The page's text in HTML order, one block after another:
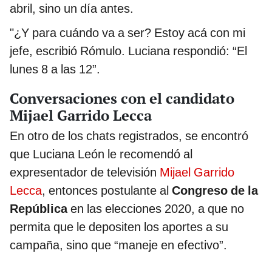
abril, sino un día antes.
"¿Y para cuándo va a ser? Estoy acá con mi
jefe, escribió Rómulo. Luciana respondió: “El
lunes 8 a las 12”.
Conversaciones con el candidato
Mijael Garrido Lecca
En otro de los chats registrados, se encontró
que Luciana León le recomendó al
expresentador de televisión Mijael Garrido
Lecca, entonces postulante al Congreso de la
Repúblicaen las elecciones 2020, a que no
permita que le depositen los aportes a su
campaña, sino que “maneje en efectivo”.